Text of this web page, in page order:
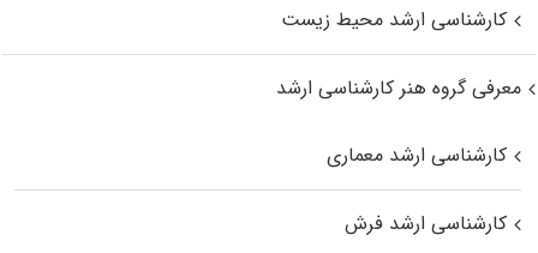
کارشناسی ارشد محیط زیست
معرفی گروه هنر کارشناسی ارشد
کارشناسی ارشد معماری
کارشناسی ارشد فرش